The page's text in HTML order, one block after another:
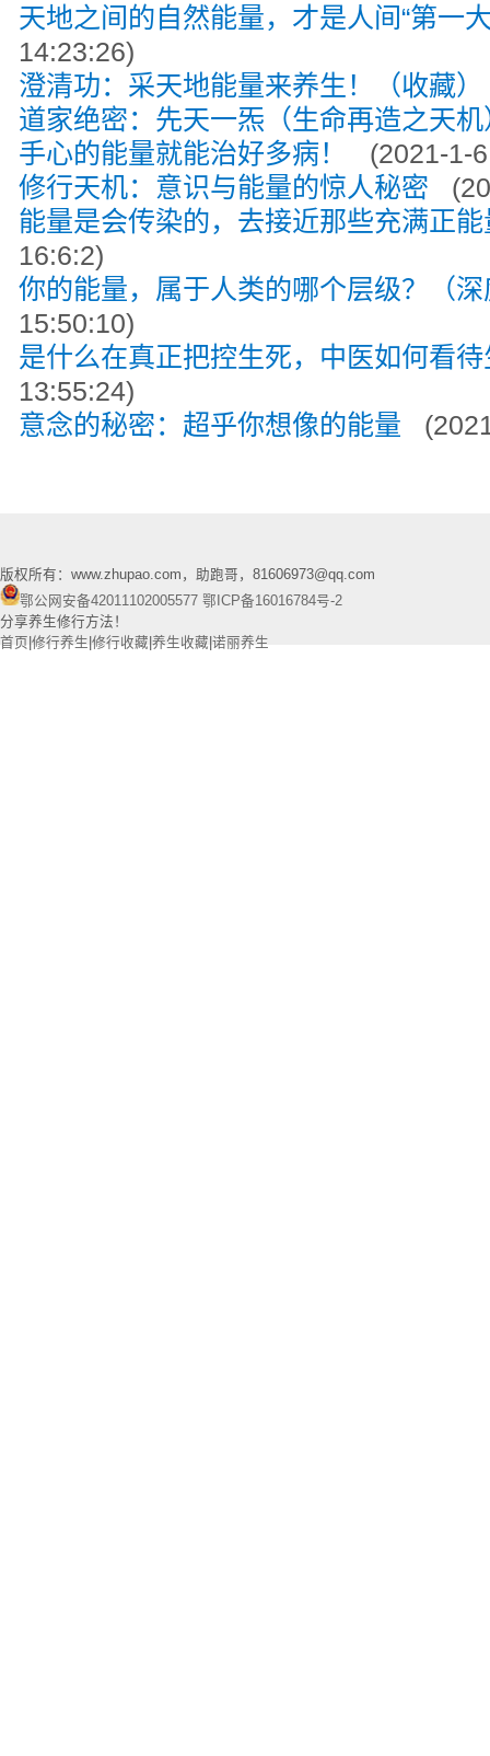
天地之间的自然能量，才是人间“第一
14:23:26)
澄清功：采天地能量来养生！（收藏
道家绝密：先天一炁（生命再造之天
手心的能量就能治好多病！
(2021-1-
修行天机：意识与能量的惊人秘密
能量是会传染的，去接近那些充满正
16:6:2)
你的能量，属于人类的哪个层级？（
15:50:10)
是什么在真正把控生死，中医如何看
13:55:24)
意念的秘密：超乎你想像的能量
版权所有：www.zhupao.com，助跑哥，81606973@qq.com
鄂公网安备42011102005577 鄂ICP备16016784号-2
分享养生修行方法！
首页 修行养生 修行收藏 养生收藏 诺丽养生